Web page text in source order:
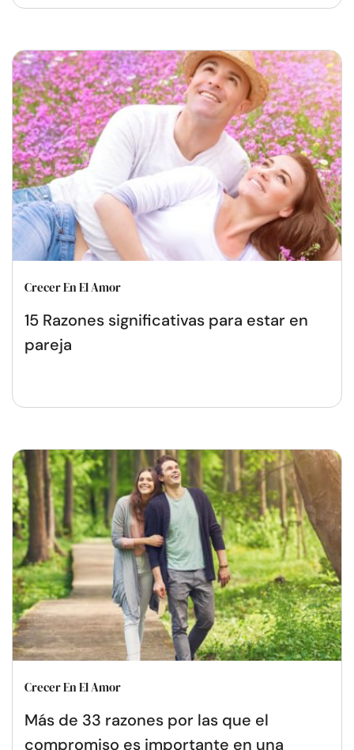
Crecer En El Amor
15 Razones significativas para estar en
pareja
Crecer En El Amor
Más de 33 razones por las que el
compromiso es importante en una